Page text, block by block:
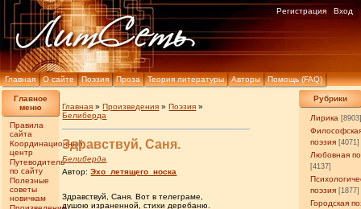
Главная О сайте Поэзия Проза Теория литературы Авторы Помощь (FAQ)
Регистрация Вход
Главное
меню
Правила
сайта
Координационный
центр
Путеводитель
по сайту
Полезные
советы
новичкам
Рубрики
Лирика
поэзия [4071]
Любовная
[4137]
поэзия [1877]
Городская
Главная »Произведения »Поэзия »
Белиберда
Здравствуй, Саня.
Белиберда
Автор:Эхо_летящего_носка
Здравствуй, Саня. Вот в телеграме,
душою израненной, стихи деребаню.